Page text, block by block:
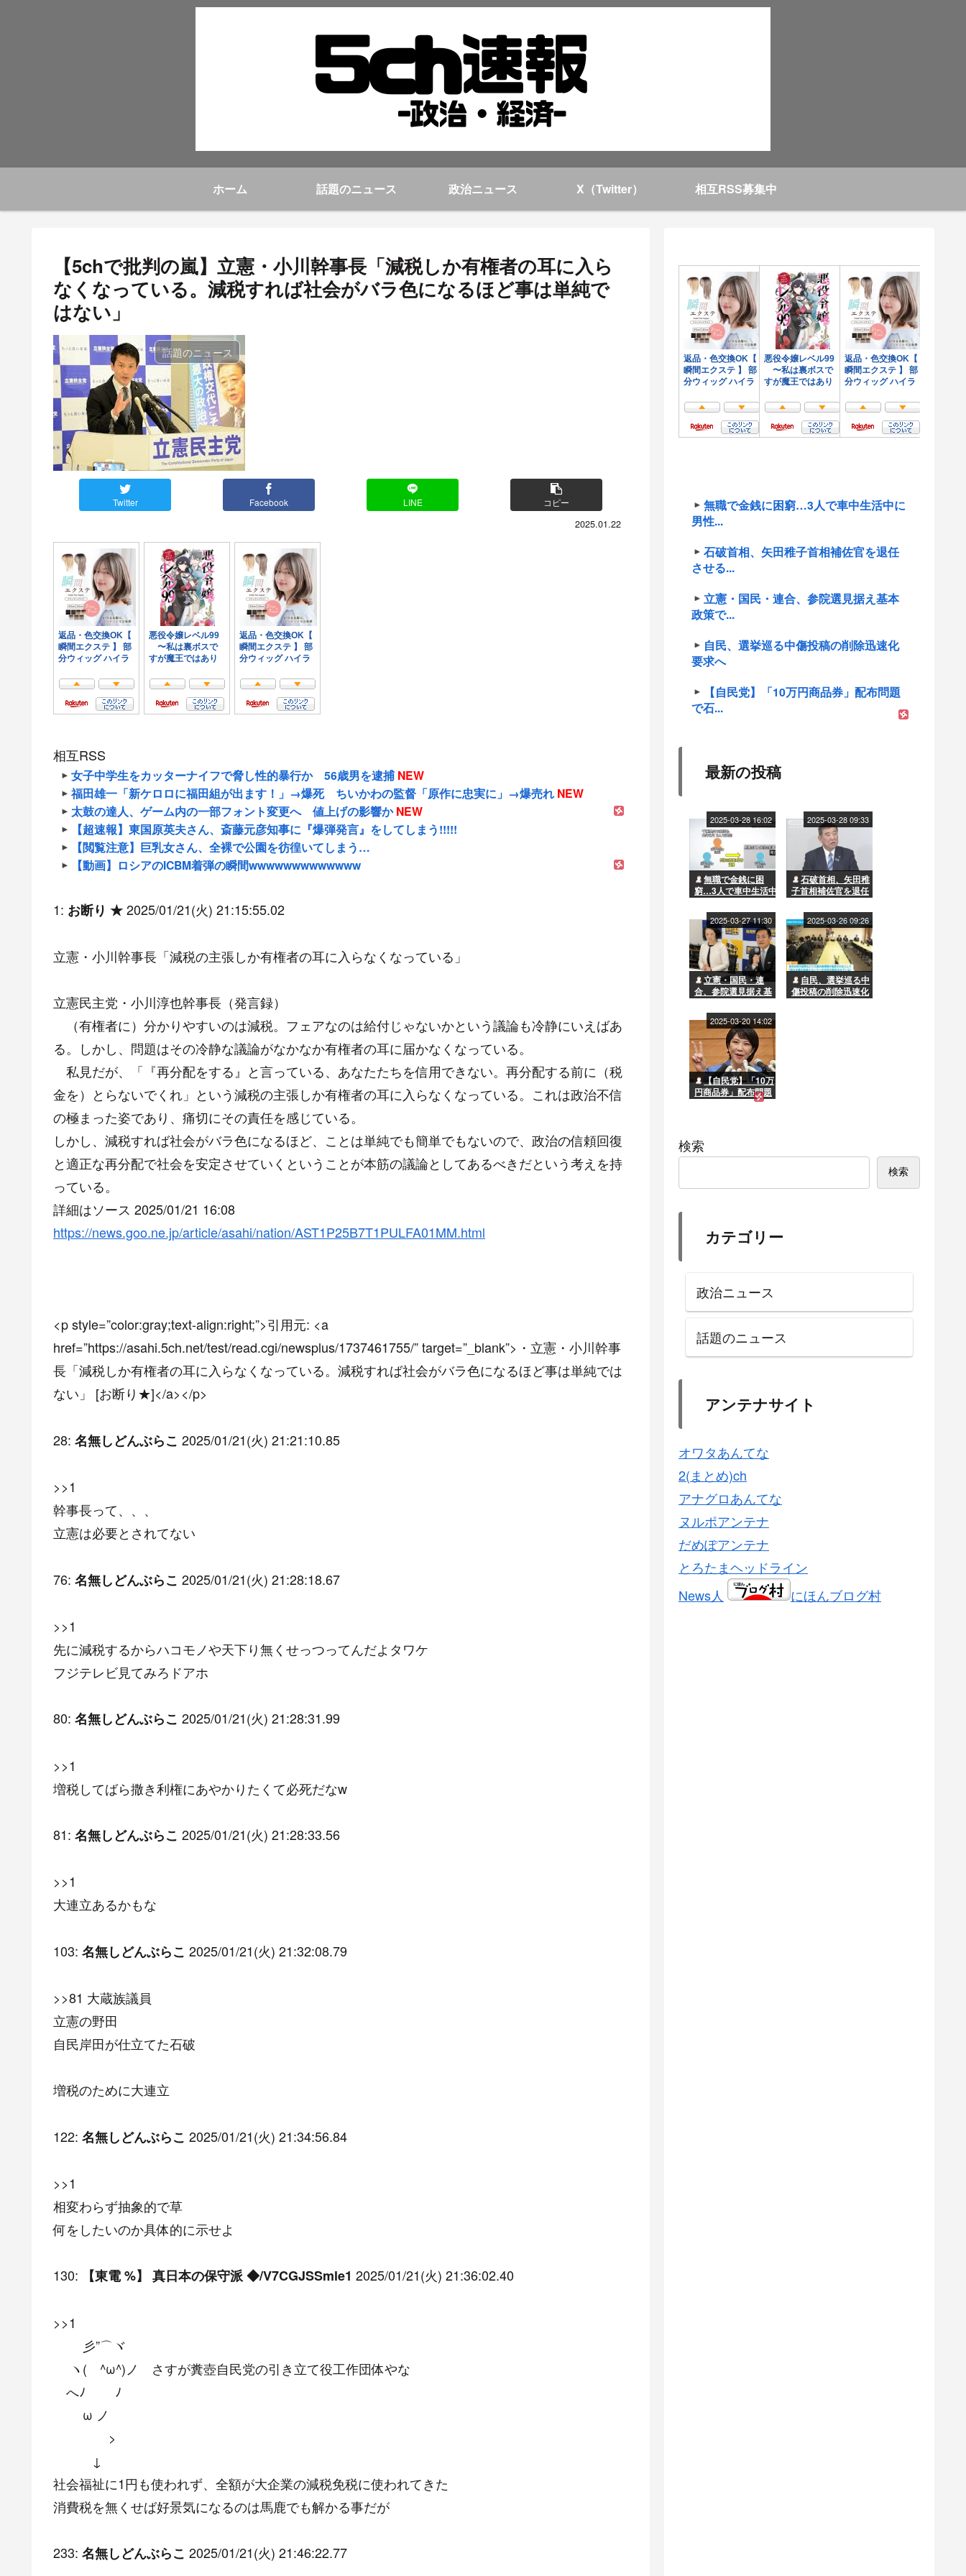
ホーム 話題のニュース 政治ニュース X（Twitter） 相互RSS募集中
【5chで批判の嵐】立憲・小川幹事長「減税しか有権者の耳に入ら
なくなっている。減税すれば社会がバラ色になるほど事は単純で
はない」
話題のニュース
Twitter Facebook LINE コピー
2025.01.22
相互RSS
女子中学生をカッターナイフで脅し性的暴行か 56歳男を逮捕NEW
福田雄一「新ケロロに福田組が出ます！」→爆死 ちいかわの監督「原作に忠実に」→爆売れ NEW
太鼓の達人、ゲーム内の一部フォント変更へ 値上げの影響かNEW
【超速報】東国原英夫さん、斎藤元彦知事に『爆弾発言』をしてしまう!!!!!
【閲覧注意】巨乳女さん、全裸で公園を彷徨いてしまう…
【動画】ロシアのICBM着弾の瞬間wwwwwwwwwwwww
1: お断り ★2025/01/21(火) 21:15:55.02
立憲・小川幹事長「減税の主張しか有権者の耳に入らなくなっている」
立憲民主党・小川淳也幹事長（発言録）
（有権者に）分かりやすいのは減税。フェアなのは給付じゃないかという議論も冷静にいえばあ
る。しかし、問題はその冷静な議論がなかなか有権者の耳に届かなくなっている。
私見だが、「『再分配をする』と言っている、あなたたちを信用できない。再分配する前に（税
金を）とらないでくれ」という減税の主張しか有権者の耳に入らなくなっている。これは政治不信
の極まった姿であり、痛切にその責任を感じている。
しかし、減税すれば社会がバラ色になるほど、ことは単純でも簡単でもないので、政治の信頼回復
と適正な再分配で社会を安定させていくということが本筋の議論としてあるべきだという考えを持
っている。
詳細はソース 2025/01/21 16:08
https://news.goo.ne.jp/article/asahi/nation/AST1P25B7T1PULFA01MM.html
<p style=”color:gray;text-align:right;”>引用元: <a
href=”https://asahi.5ch.net/test/read.cgi/newsplus/1737461755/” target=”_blank”>・立憲・小川幹事
長「減税しか有権者の耳に入らなくなっている。減税すれば社会がバラ色になるほど事は単純では
ない」 [お断り★]</a></p>
28: 名無しどんぶらこ 2025/01/21(火) 21:21:10.85
>>1
幹事長って、、、
立憲は必要とされてない
76: 名無しどんぶらこ 2025/01/21(火) 21:28:18.67
>>1
先に減税するからハコモノや天下り無くせっつってんだよタワケ
フジテレビ見てみろドアホ
80: 名無しどんぶらこ 2025/01/21(火) 21:28:31.99
>>1
増税してばら撒き利権にあやかりたくて必死だなw
81: 名無しどんぶらこ 2025/01/21(火) 21:28:33.56
>>1
大連立あるかもな
103: 名無しどんぶらこ 2025/01/21(火) 21:32:08.79
>>81 大蔵族議員
立憲の野田
自民岸田が仕立てた石破
増税のために大連立
122: 名無しどんぶらこ 2025/01/21(火) 21:34:56.84
>>1
相変わらず抽象的で草
何をしたいのか具体的に示せよ
130: 【東電 %】 真日本の保守派 ◆/V7CGJSSmle1 2025/01/21(火) 21:36:02.40
>>1
彡”⌒ヾ
ヽ( ^ω^)ノ さすが糞壺自民党の引き立て役工作団体やな
へﾉ ﾉ
ω ノ
>
↓
社会福祉に1円も使われず、全額が大企業の減税免税に使われてきた
消費税を無くせば好景気になるのは馬鹿でも解かる事だが
233: 名無しどんぶらこ 2025/01/21(火) 21:46:22.77
無職で金銭に困窮…3人で車中生活中に
男性...
石破首相、矢田稚子首相補佐官を退任
させる...
立憲・国民・連合、参院選見据え基本
政策で...
自民、選挙巡る中傷投稿の削除迅速化
要求へ
【自民党】「10万円商品券」配布問題
で石...
最新の投稿
無職で金銭に困
窮…3人で車中生活中
に男性が死亡 兄の死
体を遺棄した弟と母
を書類送検 2人は今
年1月に千葉の漁港で
車ごと転落し死亡
2025-03-28 16:02
石破首相、矢田稚
子首相補佐官を退任
させる方針…国民民
主との「距離」影響
か
2025-03-28 09:33
立憲・国民・連
合、参院選見据え基
本政策で合意へ 選
挙協力進むか
2025-03-27 11:30
自民、選挙巡る中
傷投稿の削除迅速化
要求へ
2025-03-26 09:26
【自民党】「10万
円商品券」配布問題
で石破首相の窮地に
ッと変えられるのは
彼女だけだ」
2025-03-20 14:02
検索
検索
カテゴリー
政治ニュース
話題のニュース
アンテナサイト
オワタあんてな
2(まとめ)ch
アナグロあんてな
ヌルポアンテナ
だめぽアンテナ
とろたまヘッドライン
News人
にほんブログ村